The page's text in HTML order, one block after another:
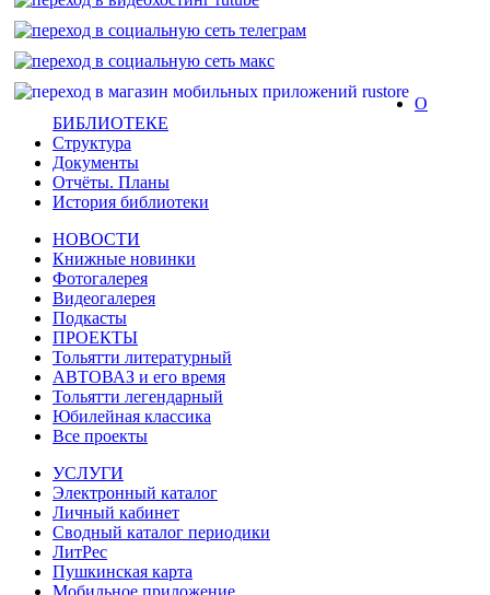
О
БИБЛИОТЕКЕ
Структура
Документы
Отчёты. Планы
История библиотеки
НОВОСТИ
Книжные новинки
Фотогалерея
Видеогалерея
Подкасты
ПРОЕКТЫ
Тольятти литературный
АВТОВАЗ и его время
Тольятти легендарный
Юбилейная классика
Все проекты
УСЛУГИ
Электронный каталог
Личный кабинет
Сводный каталог периодики
ЛитРес
Пушкинская карта
Мобильное приложение